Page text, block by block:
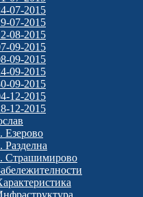
07-2015
07-2015
08-2015
09-2015
09-2015
09-2015
09-2015
12-2015
12-2015
Езерово
Разделна
Страшимирово